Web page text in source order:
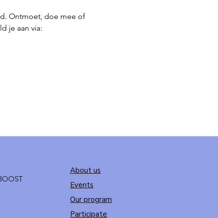
Ontmoet, doe mee of
je aan via:
About us
Events
Our program
Participate